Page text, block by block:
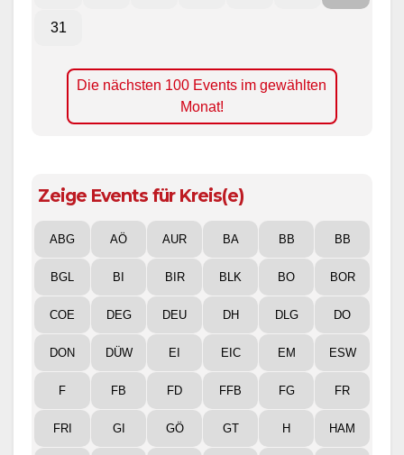
31
Die nächsten 100 Events im gewählten
Monat!
Zeige Events für Kreis(e)
ABG AÖ AUR BA BB BB
BGL BI BIR BLK BO BOR
COE DEG DEU DH DLG DO
DON DÜW EI EIC EM ESW
F FB FD FFB FG FR
FRI GI GÖ GT H HAM